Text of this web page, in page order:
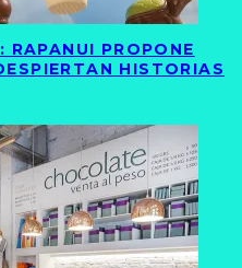
RAPANUI PROPONE
HISTORIAS